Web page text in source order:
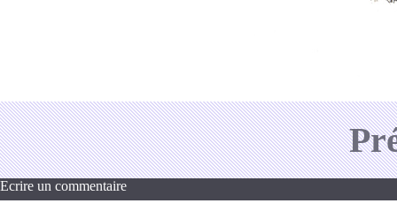
Ecrire un commentaire